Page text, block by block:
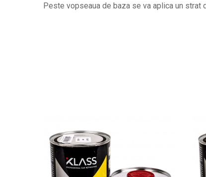
Peste vopseaua de baza se va aplica un strat